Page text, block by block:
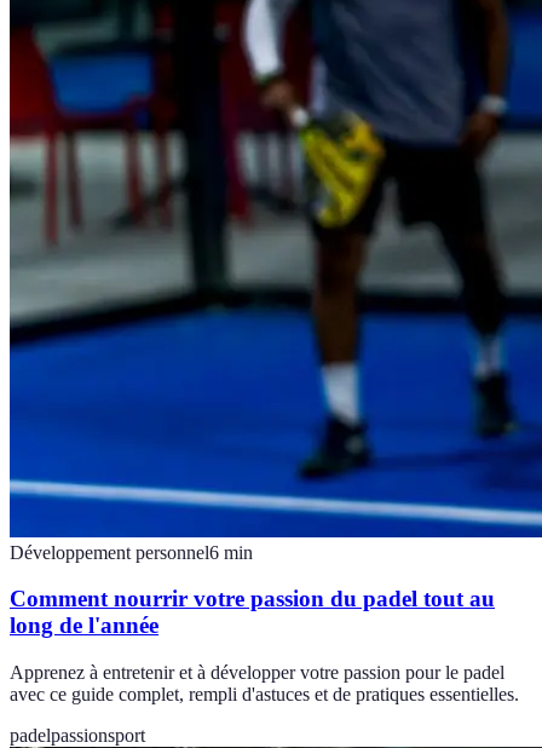
Développement personnel6 min
Comment nourrir votre passion du padel tout au
long de l'année
Apprenez à entretenir et à développer votre passion pour le padel
avec ce guide complet, rempli d'astuces et de pratiques essentielles.
padelpassionsport